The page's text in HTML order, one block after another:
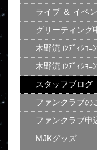
ライブ ＆ イベ
グリーティング
木野流ｺﾝﾃﾞｨｼｮﾆﾝ
木野流ｺﾝﾃﾞｨｼｮﾆ
スタッフブログ
ファンクラブの
ファンクラブ申
MJKグッズ